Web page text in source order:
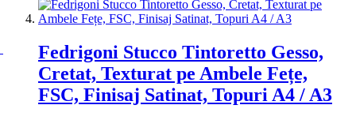
Fedrigoni Stucco Tintoretto Gesso,
Cretat, Texturat pe Ambele Fețe,
FSC, Finisaj Satinat, Topuri A4 / A3